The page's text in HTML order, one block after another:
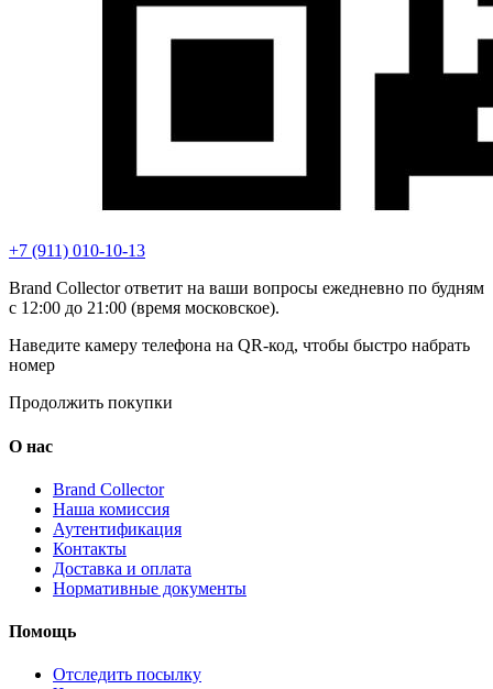
+7 (911) 010-10-13
Brand Collector ответит на ваши вопросы ежедневно по будням
с 12:00 до 21:00 (время московское).
Наведите камеру телефона на QR-код, чтобы быстро набрать
номер
Продолжить покупки
О нас
Brand Collector
Наша комиссия
Аутентификация
Контакты
Доставка и оплата
Нормативные документы
Помощь
Отследить посылку